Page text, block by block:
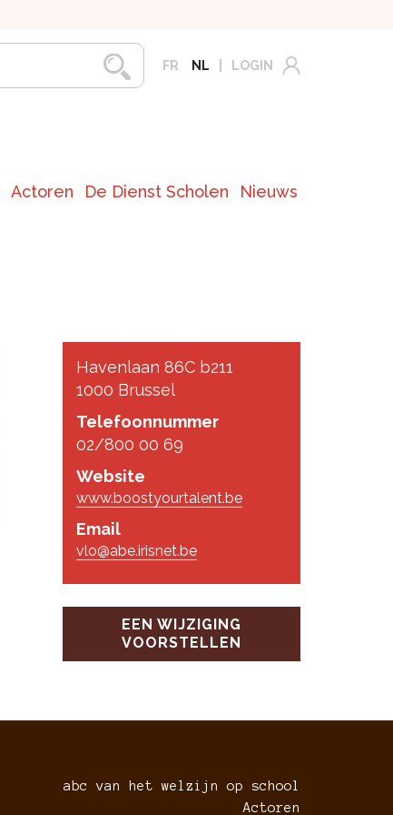
FR NL LOGIN
Actoren De Dienst Scholen Nieuws
Havenlaan 86C b211
1000 Brussel
Telefoonnummer
02/800 00 69
Website
www.boostyourtalent.be
Email
vlo@abe.irisnet.be
EEN WIJZIGING
VOORSTELLEN
abc van het welzijn op school
Actoren